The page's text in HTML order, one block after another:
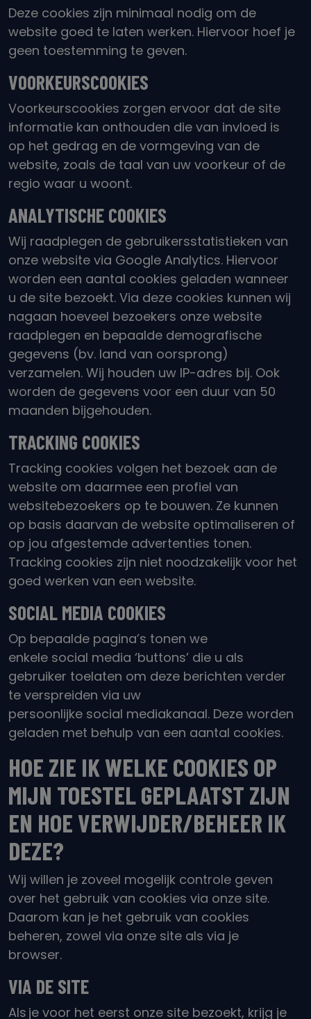
Deze cookies zijn minimaal nodig om de
website goed te laten werken. Hiervoor hoef je
geen toestemming te geven.
VOORKEURSCOOKIES
Voorkeurscookies zorgen ervoor dat de site
informatie kan onthouden die van invloed is
op het gedrag en de vormgeving van de
website, zoals de taal van uw voorkeur of de
regio waar u woont.
ANALYTISCHE COOKIES
Wij raadplegen de gebruikersstatistieken van
onze website via Google Analytics. Hiervoor
worden een aantal cookies geladen wanneer
u de site bezoekt. Via deze cookies kunnen wij
nagaan hoeveel bezoekers onze website
raadplegen en bepaalde demografische
gegevens (bv. land van oorsprong)
verzamelen. Wij houden uw IP-adres bij. Ook
worden de gegevens voor een duur van 50
maanden bijgehouden.
TRACKING COOKIES
Tracking cookies volgen het bezoek aan de
website om daarmee een profiel van
websitebezoekers op te bouwen. Ze kunnen
op basis daarvan de website optimaliseren of
op jou afgestemde advertenties tonen.
Tracking cookies zijn niet noodzakelijk voor het
goed werken van een website.
SOCIAL MEDIA COOKIES
Op bepaalde pagina’s tonen we
enkele social media ‘buttons’ die u als
gebruiker toelaten om deze berichten verder
te verspreiden via uw
persoonlijke social mediakanaal. Deze worden
geladen met behulp van een aantal cookies.
HOE ZIE IK WELKE COOKIES OP
MIJN TOESTEL GEPLAATST ZIJN
EN HOE VERWIJDER/BEHEER IK
DEZE?
Wij willen je zoveel mogelijk controle geven
over het gebruik van cookies via onze site.
Daarom kan je het gebruik van cookies
beheren, zowel via onze site als via je
browser.
VIA DE SITE
Als je voor het eerst onze site bezoekt, krijg je